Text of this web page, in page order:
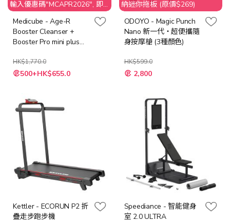
輸入優惠碼"MCAPR2026", 即
享$50 折扣
Medicube - Age-R
Booster Cleanser +
Booster Pro mini plus
HK$1,770.0
500+HK$655.0
納迷你拖板 (原價$269)
ODOYO - Magic Punch
Nano 新一代‧超便攜隨
身按摩槍 (3種顏色)
HK$599.0
2,800
Kettler - ECORUN P2 折
疊走步跑步機
Speediance - 智能健身
室 2.0 ULTRA